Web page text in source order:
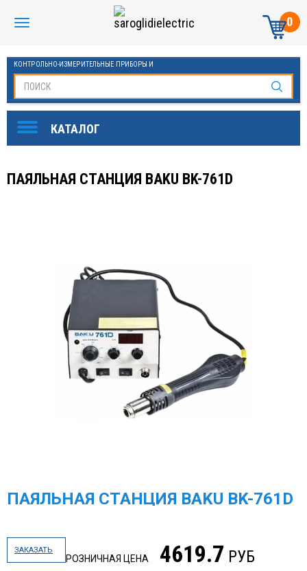
0
КОНТРОЛЬНО-ИЗМЕРИТЕЛЬНЫЕ ПРИБОРЫ И
ПАЯЛЬНАЯ СТАНЦИЯ BAKU BK-761D
ПАЯЛЬНАЯ СТАНЦИЯ BAKU BK-761D
ЗАКАЗАТЬ
РОЗНИЧНАЯ ЦЕНА 4619.7 РУБ